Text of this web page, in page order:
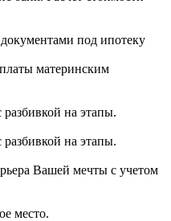
под ипотеку
материнским
на этапы.
на этапы.
Вашей мечты с учетом
место.